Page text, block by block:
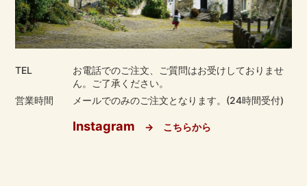
TEL
お電話でのご注文、ご質問はお受けしておりませ
ん。ご了承ください。
営業時間
メールでのみのご注文となります。(24時間受付)
Instagram → こちらから